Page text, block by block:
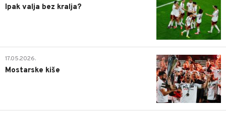
Ipak valja bez kralja?
0
17.05.2026.
Mostarske kiše